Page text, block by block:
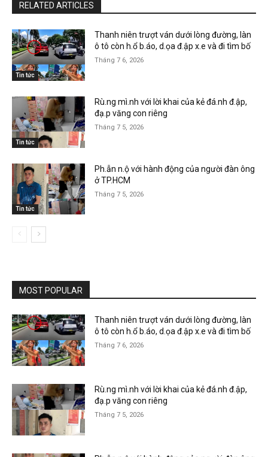
RELATED ARTICLES
Tin tức
Thanh niên trượt ván dưới lòng đường, làn
ô tô còn h.ổ b.áo, d.ọa đ.ập x.e và đi tìm bố
Tháng 7 6, 2026
Tin tức
Rù.ng mì.nh với lời khai của kẻ đá.nh đ.ập,
đạ.p văng con riêng
Tháng 7 5, 2026
Tin tức
Ph.ẫn n.ộ với hành động của người đàn ông
ở TP.HCM
Tháng 7 5, 2026
MOST POPULAR
Thanh niên trượt ván dưới lòng đường, làn
ô tô còn h.ổ b.áo, d.ọa đ.ập x.e và đi tìm bố
Tháng 7 6, 2026
Rù.ng mì.nh với lời khai của kẻ đá.nh đ.ập,
đạ.p văng con riêng
Tháng 7 5, 2026